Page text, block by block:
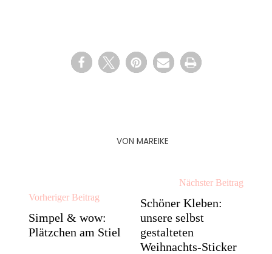
VON MAREIKE
Vorheriger Beitrag
Simpel & wow:
Plätzchen am Stiel
Nächster Beitrag
Schöner Kleben:
unsere selbst
gestalteten
Weihnachts-Sticker